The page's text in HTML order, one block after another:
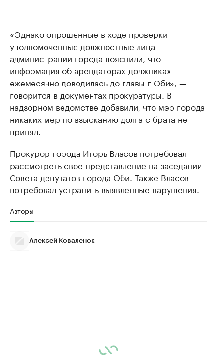
«Однако опрошенные в ходе проверки
уполномоченные должностные лица
администрации города пояснили, что
информация об арендаторах-должниках
ежемесячно доводилась до главы г Оби», —
говорится в документах прокуратуры. В
надзорном ведомстве добавили, что мэр города
никаких мер по взысканию долга с брата не
принял.
Прокурор города Игорь Власов потребовал
рассмотреть свое представление на заседании
Совета депутатов города Оби. Также Власов
потребовал устранить выявленные нарушения.
Авторы
Алексей Коваленок